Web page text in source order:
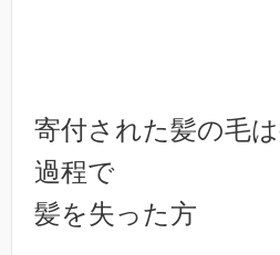
寄付された髪の毛
過程で
髪を失った方